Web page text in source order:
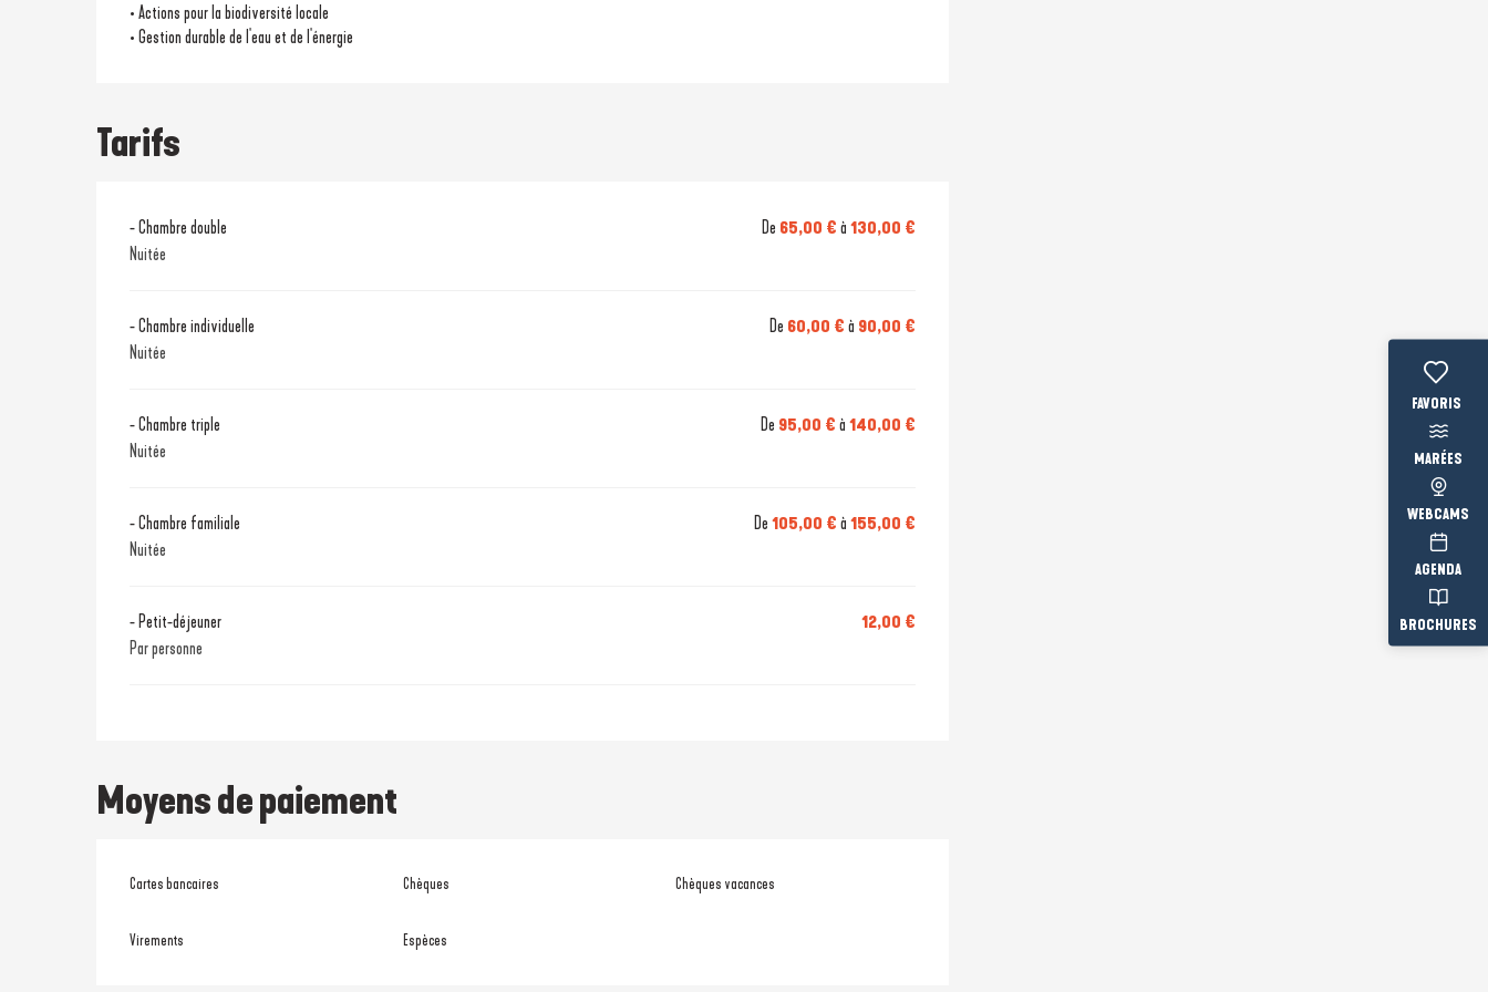
Voir les
MARÉES
WEBCAMS
AGENDA
BROCHURES
• Actions pour la biodiversité locale
• Gestion durable de l'eau et de l'énergie
Tarifs
- Chambre double
Nuitée
De 65,00 € à130,00 €
- Chambre individuelle
Nuitée
De 60,00 € à 90,00 €
- Chambre triple
Nuitée
De 95,00 € à140,00 €
- Chambre familiale
Nuitée
De105,00 € à155,00 €
- Petit-déjeuner
Par personne
12,00 €
Moyens de paiement
Cartes bancaires Chèques Chèques vacances
Virements Espèces